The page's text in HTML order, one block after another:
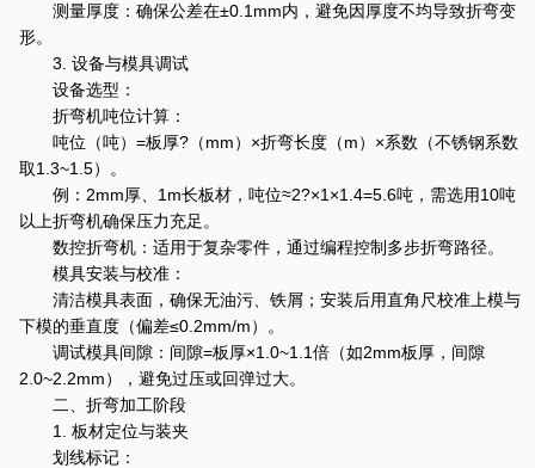
测量厚度：确保公差在±0.1mm内，避免因厚度不均导致折弯变
形。
3. 设备与模具调试
设备选型：
折弯机吨位计算：
吨位（吨）=板厚?（mm）×折弯长度（m）×系数（不锈钢系数
取1.3~1.5）。
例：2mm厚、1m长板材，吨位≈2?×1×1.4=5.6吨，需选用10吨
以上折弯机确保压力充足。
数控折弯机：适用于复杂零件，通过编程控制多步折弯路径。
模具安装与校准：
清洁模具表面，确保无油污、铁屑；安装后用直角尺校准上模与
下模的垂直度（偏差≤0.2mm/m）。
调试模具间隙：间隙=板厚×1.0~1.1倍（如2mm板厚，间隙
2.0~2.2mm），避免过压或回弹过大。
二、折弯加工阶段
1. 板材定位与装夹
划线标记：